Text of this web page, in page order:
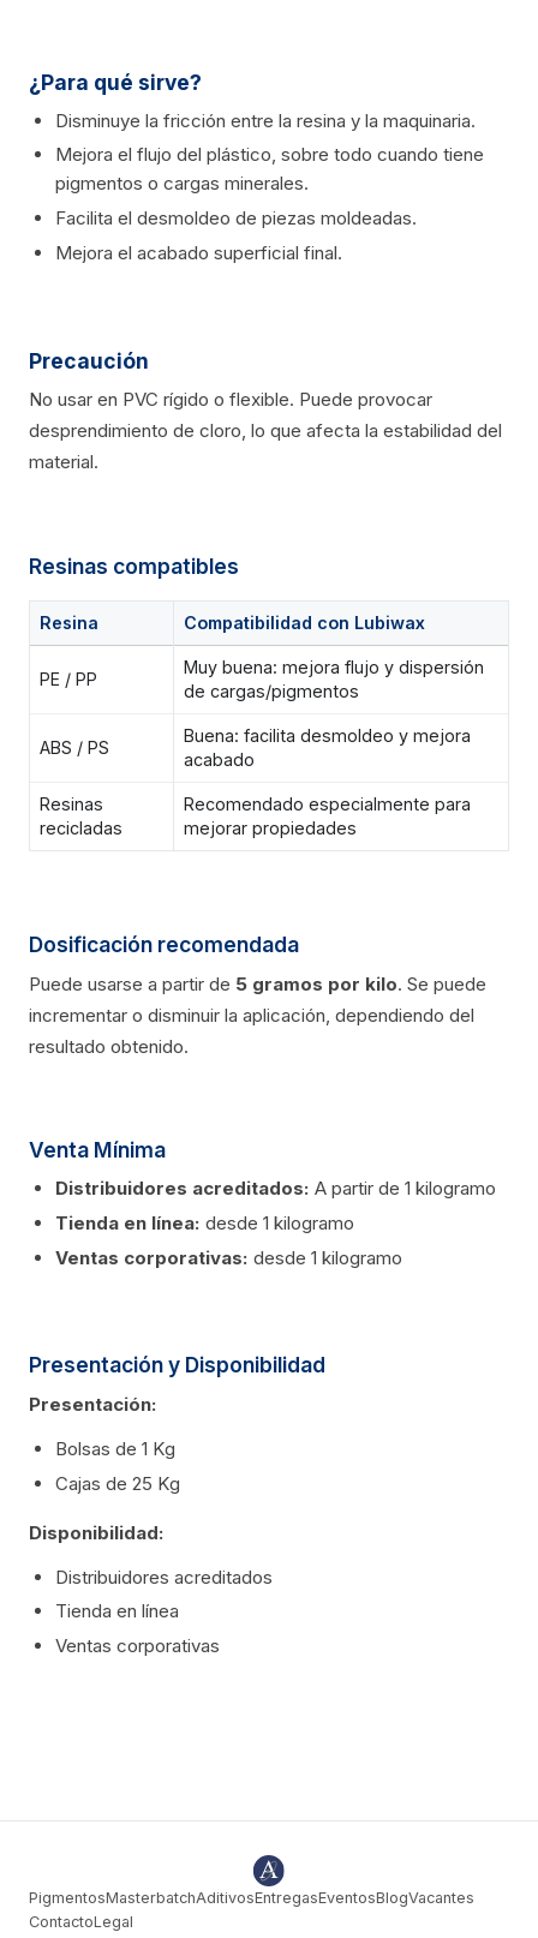
¿Para qué sirve?
Disminuye la fricción entre la resina y la maquinaria.
Mejora el flujo del plástico, sobre todo cuando tiene
pigmentos o cargas minerales.
Facilita el desmoldeo de piezas moldeadas.
Mejora el acabado superficial final.
Precaución
No usar en PVC rígido o flexible. Puede provocar
desprendimiento de cloro, lo que afecta la estabilidad del
material.
Resinas compatibles
Resina Compatibilidad con Lubiwax
PE / PP
Muy buena: mejora flujo y dispersión
de cargas/pigmentos
ABS / PS
Buena: facilita desmoldeo y mejora
acabado
Resinas
recicladas
Recomendado especialmente para
mejorar propiedades
Dosificación recomendada
Puede usarse a partir de 5 gramos por kilo. Se puede
incrementar o disminuir la aplicación, dependiendo del
resultado obtenido.
Venta Mínima
Distribuidores acreditados: A partir de 1 kilogramo
Tienda en línea: desde 1 kilogramo
Ventas corporativas: desde 1 kilogramo
Presentación y Disponibilidad
Presentación:
Bolsas de 1 Kg
Cajas de 25 Kg
Disponibilidad:
Distribuidores acreditados
Tienda en línea
Ventas corporativas
PigmentosMasterbatchAditivosEntregasEventosBlogVacantes
ContactoLegal